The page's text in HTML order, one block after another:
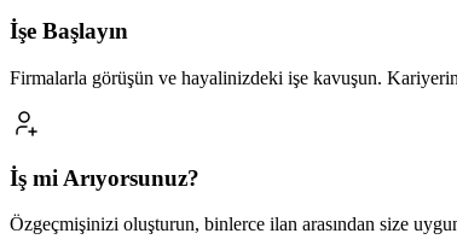
İşe Başlayın
Firmalarla görüşün ve hayalinizdeki işe kavuşun.
İş mi Arıyorsunuz?
Özgeçmişinizi oluşturun, binlerce ilan arasından size